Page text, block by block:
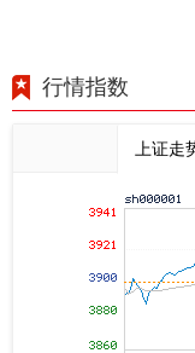
行情指数
上证走